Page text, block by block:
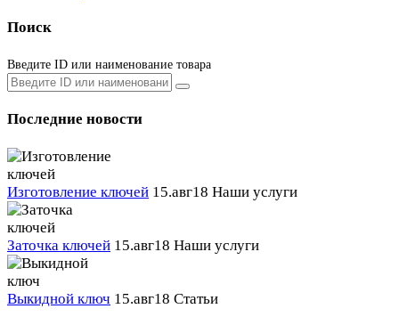
Поиск
Введите ID или наименование товара
Последние новости
Изготовление ключей 15.авг18 Наши услуги
Заточка ключей 15.авг18 Наши услуги
Выкидной ключ 15.авг18 Статьи